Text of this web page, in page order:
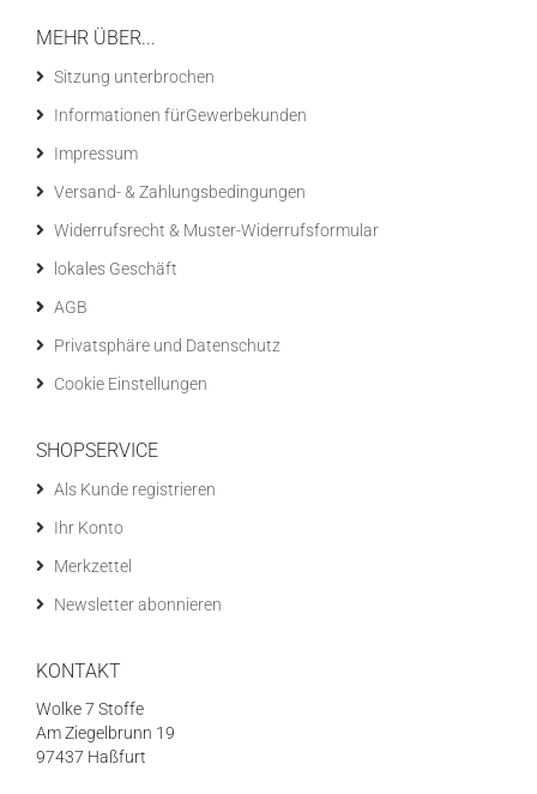
MEHR ÜBER...
Sitzung unterbrochen
Informationen fürGewerbekunden
Impressum
Versand- & Zahlungsbedingungen
Widerrufsrecht & Muster-Widerrufsformular
lokales Geschäft
AGB
Privatsphäre und Datenschutz
Cookie Einstellungen
SHOPSERVICE
Als Kunde registrieren
Ihr Konto
Merkzettel
Newsletter abonnieren
KONTAKT
Wolke 7 Stoffe
Am Ziegelbrunn 19
97437 Haßfurt